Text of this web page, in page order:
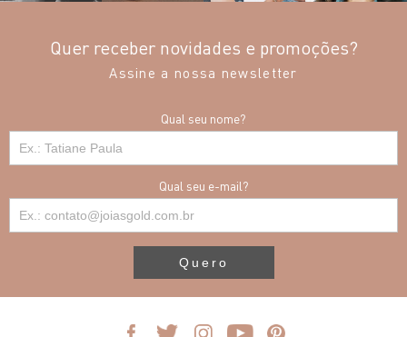
Quer receber novidades e promoções?
Assine a nossa newsletter
Qual seu nome?
Qual seu e-mail?
Quero